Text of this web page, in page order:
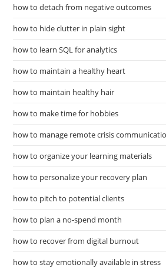
how to detach from negative outcomes
how to hide clutter in plain sight
how to learn SQL for analytics
how to maintain a healthy heart
how to maintain healthy hair
how to make time for hobbies
how to manage remote crisis
how to organize your learning materials
how to personalize your recovery plan
how to pitch to potential clients
how to plan a no-spend month
how to recover from digital burnout
how to stay emotionally available in stress